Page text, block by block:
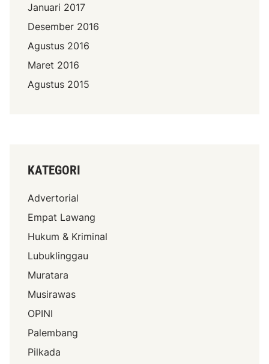
Januari 2017
Desember 2016
Agustus 2016
Maret 2016
Agustus 2015
KATEGORI
Advertorial
Empat Lawang
Hukum & Kriminal
Lubuklinggau
Muratara
Musirawas
OPINI
Palembang
Pilkada